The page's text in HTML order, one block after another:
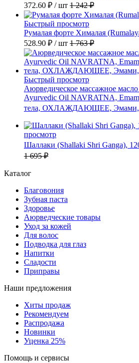
372.60 ₽ / шт 1 242 ₽
Быстрый просмотр
Румалая форте Хималая
528.90 ₽ / шт 1 763 ₽
Быстрый просмотр
Аюрведическое массажное
Ayurvedic Oil NAVRATNA,
тела, ОХЛАЖДАЮЩЕЕ, Эмами,
просмотр
Шаллаки (Shallaki Shri Ganga),
1 695 ₽
Каталог
Благовония
Зубная паста
Здоровье
Аюрведческие товары
Уход за кожей
Для волос
Подводка для глаз
Напитки
Сладости
Приправы
Наши предложения
Хиты продаж
Рекомендуем
Распродажа
Новинки
Уценка 25%
Помощь и сервисы